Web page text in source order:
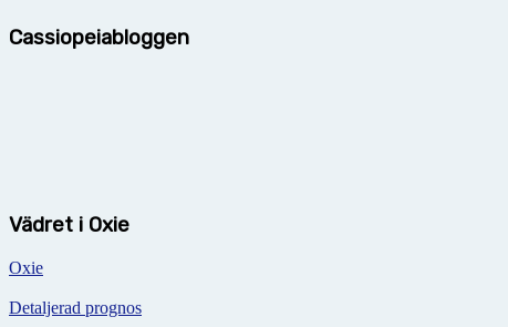
Cassiopeiabloggen
Vädret i Oxie
Oxie
Detaljerad prognos